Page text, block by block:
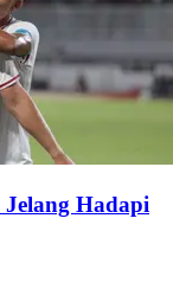
Jelang Hadapi